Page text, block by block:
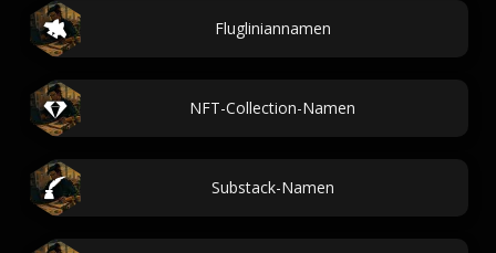
Flugliniannamen
NFT-Collection-Namen
Substack-Namen